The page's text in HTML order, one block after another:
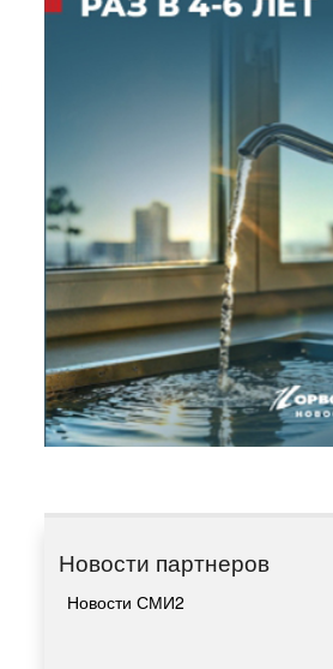
Новости партнеров
Новости СМИ2